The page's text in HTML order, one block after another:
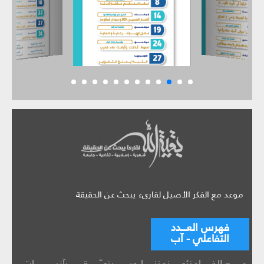
موعد مع الفكر الأصيل لقارىء يبحث عن الحقيقة
فهرس العـــدد
التفاعلي - آب